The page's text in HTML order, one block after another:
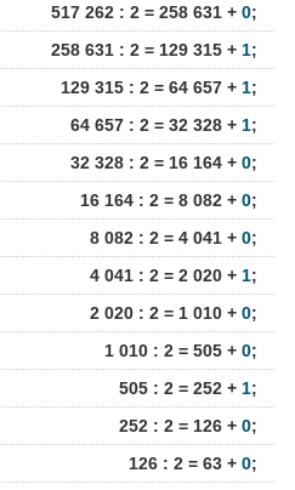
517 262 : 2 = 258 631 + 0;
258 631 : 2 = 129 315 + 1;
129 315 : 2 = 64 657 + 1;
64 657 : 2 = 32 328 + 1;
32 328 : 2 = 16 164 + 0;
16 164 : 2 = 8 082 + 0;
8 082 : 2 = 4 041 + 0;
4 041 : 2 = 2 020 + 1;
2 020 : 2 = 1 010 + 0;
1 010 : 2 = 505 + 0;
505 : 2 = 252 + 1;
252 : 2 = 126 + 0;
126 : 2 = 63 + 0;